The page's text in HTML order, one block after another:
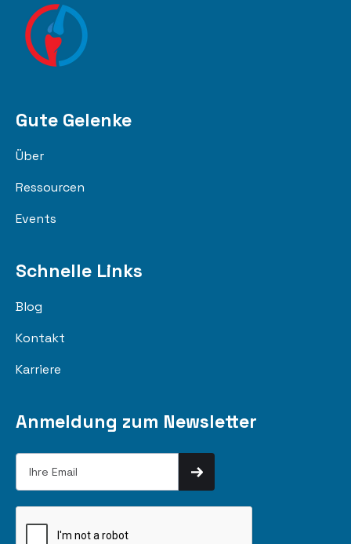
Gute Gelenke
Über
Ressourcen
Events
Schnelle Links
Blog
Kontakt
Karriere
Anmeldung zum Newsletter